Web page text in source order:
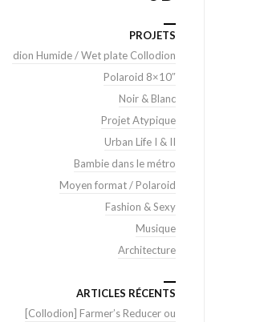
PROJETS
Humide / Wet plate Collodion
Polaroid 8×10″
Noir & Blanc
Projet Atypique
Urban Life I & II
Bambie dans le métro
Moyen format / Polaroid
Fashion & Sexy
Musique
Architecture
ARTICLES RÉCENTS
[Collodion] Farmer’s Reducer ou